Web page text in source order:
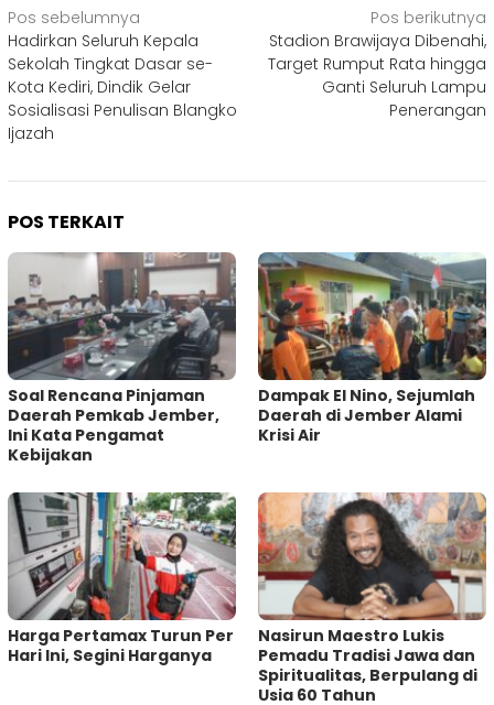
Navigasi
pos
Pos sebelumnya
Hadirkan Seluruh Kepala
Sekolah Tingkat Dasar se-
Kota Kediri, Dindik Gelar
Sosialisasi Penulisan Blangko
Ijazah
Pos berikutnya
Stadion Brawijaya Dibenahi,
Target Rumput Rata hingga
Ganti Seluruh Lampu
Penerangan
POS TERKAIT
‎Soal Rencana Pinjaman
Daerah Pemkab Jember,
Ini Kata Pengamat
Kebijakan ‎
Dampak El Nino, Sejumlah
Daerah di Jember Alami
Krisi Air
Harga Pertamax Turun Per
Hari Ini, Segini Harganya
‎Nasirun Maestro Lukis
Pemadu Tradisi Jawa dan
Spiritualitas, Berpulang di
Usia 60 Tahun